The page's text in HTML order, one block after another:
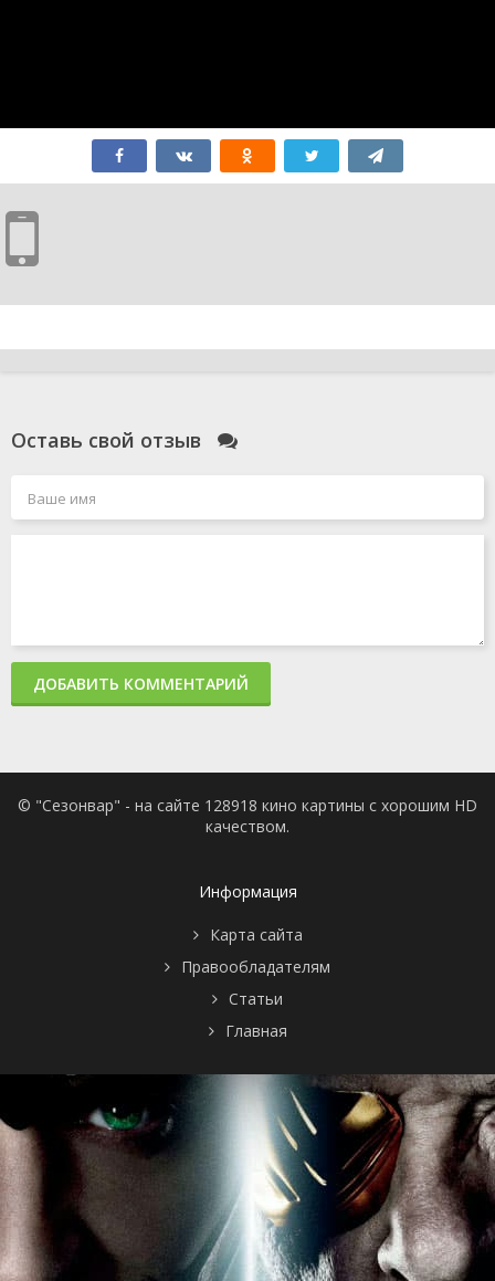
Оставь свой отзыв
ДОБАВИТЬ КОММЕНТАРИЙ
© "Сезонвар" - на сайте 128918 кино картины с хорошим HD
качеством.
Информация
Карта сайта
Правообладателям
Статьи
Главная